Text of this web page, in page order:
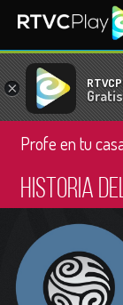
×
Profe en tu
Historia